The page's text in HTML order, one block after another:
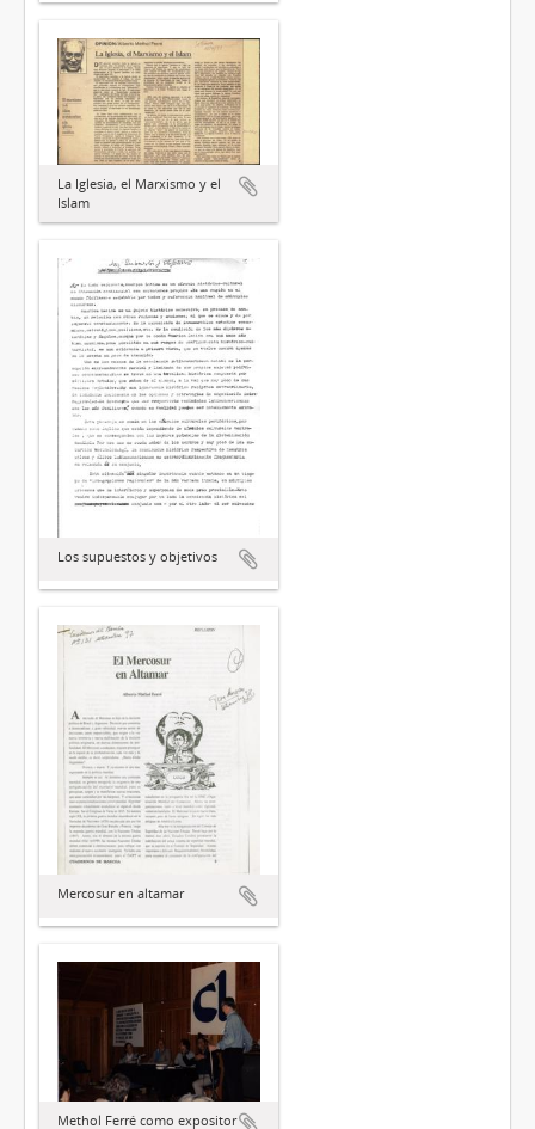
La Iglesia, el Marxismo y el
Islam
Los supuestos y objetivos
Mercosur en altamar
Methol Ferré como expositor